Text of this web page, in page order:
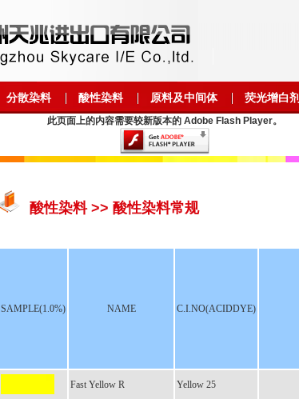
分散染料 酸性染料 原料及中间体 荧光增白剂
此页面上的内容需要较新版本的 Adobe Flash Player。
酸性染料 >> 酸性染料常规
SAMPLE(1.0%) NAME C.I.NO(ACIDDYE)
Fast Yellow R Yellow 25